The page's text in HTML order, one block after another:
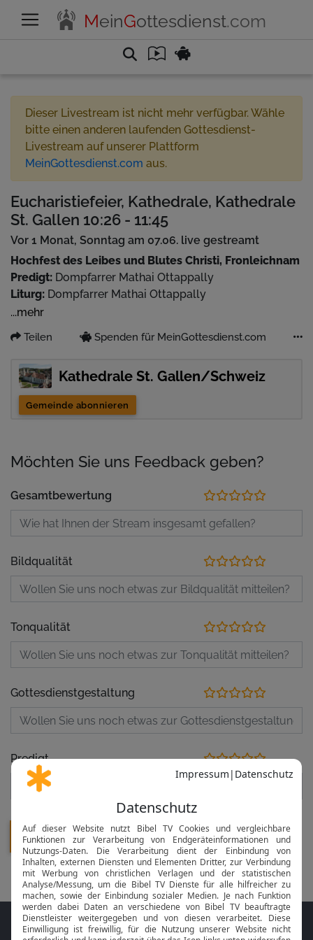
MeinGottesdienst.com
Dieser Livestream ist nicht mehr verfügbar. Wähle
bitte einen anderen laufenden Gottesdienst-
Livestream auf unserer Plattform
MeinGottesdienst.com aus.
Eucharistiefeier, Kathedrale, Kathedrale
St. Gallen 10:26 - 11:45
Vor 1 Monat, Sonntag am 07.06. live gestreamt
Hochfest des Leibes und Blutes Christi, Fronleichnam
Predigt: Dompfarrer Mathai Ottappally
Liturg: Dompfarrer Mathai Ottappally
Musik:
...mehr
Teilen Spenden für MeinGottesdienst.com
Kathedrale St. Gallen/Schweiz
Gemeinde abonnieren
Möchten Sie uns Feedback geben?
Gesamtbewertung
Bildqualität
Tonqualität
Gottesdienstgestaltung
Predigt
Folge MeinGottesdienst.com auf den